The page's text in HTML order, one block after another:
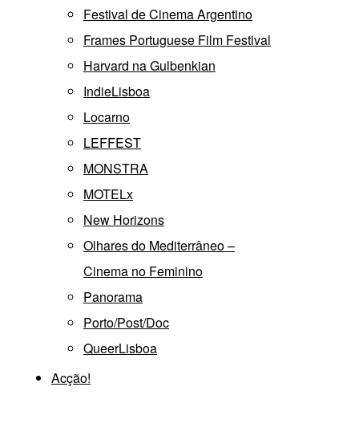
Festival de Cinema Argentino
Frames Portuguese Film Festival
Harvard na Gulbenkian
IndieLisboa
Locarno
LEFFEST
MONSTRA
MOTELx
New Horizons
Olhares do Mediterrâneo –
Cinema no Feminino
Panorama
Porto/Post/Doc
QueerLisboa
Acção!